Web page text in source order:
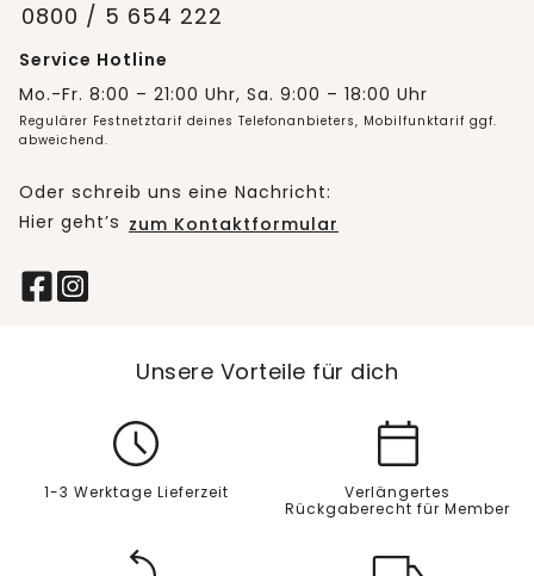
0800 / 5 654 222
Service Hotline
Mo.-Fr. 8:00 – 21:00 Uhr, Sa. 9:00 – 18:00 Uhr
Regulärer Festnetztarif deines Telefonanbieters, Mobilfunktarif ggf.
abweichend.
Oder schreib uns eine Nachricht:
Hier geht’s zum Kontaktformular
Unsere Vorteile für dich
1-3 Werktage Lieferzeit
Verlängertes
Rückgaberecht für Member